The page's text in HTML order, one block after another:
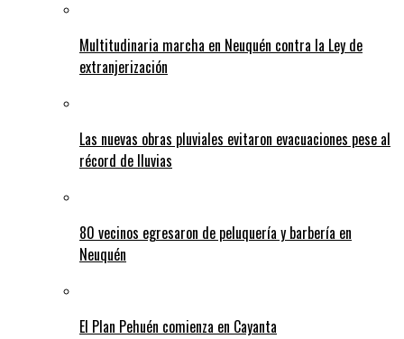
Multitudinaria marcha en Neuquén contra la Ley de
extranjerización
Las nuevas obras pluviales evitaron evacuaciones pese al
récord de lluvias
80 vecinos egresaron de peluquería y barbería en
Neuquén
El Plan Pehuén comienza en Cayanta